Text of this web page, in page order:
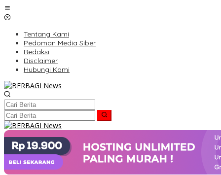
Lewati
ke
Tentang Kami
Pedoman Media Siber
Redaksi
Disclaimer
Hubungi Kami